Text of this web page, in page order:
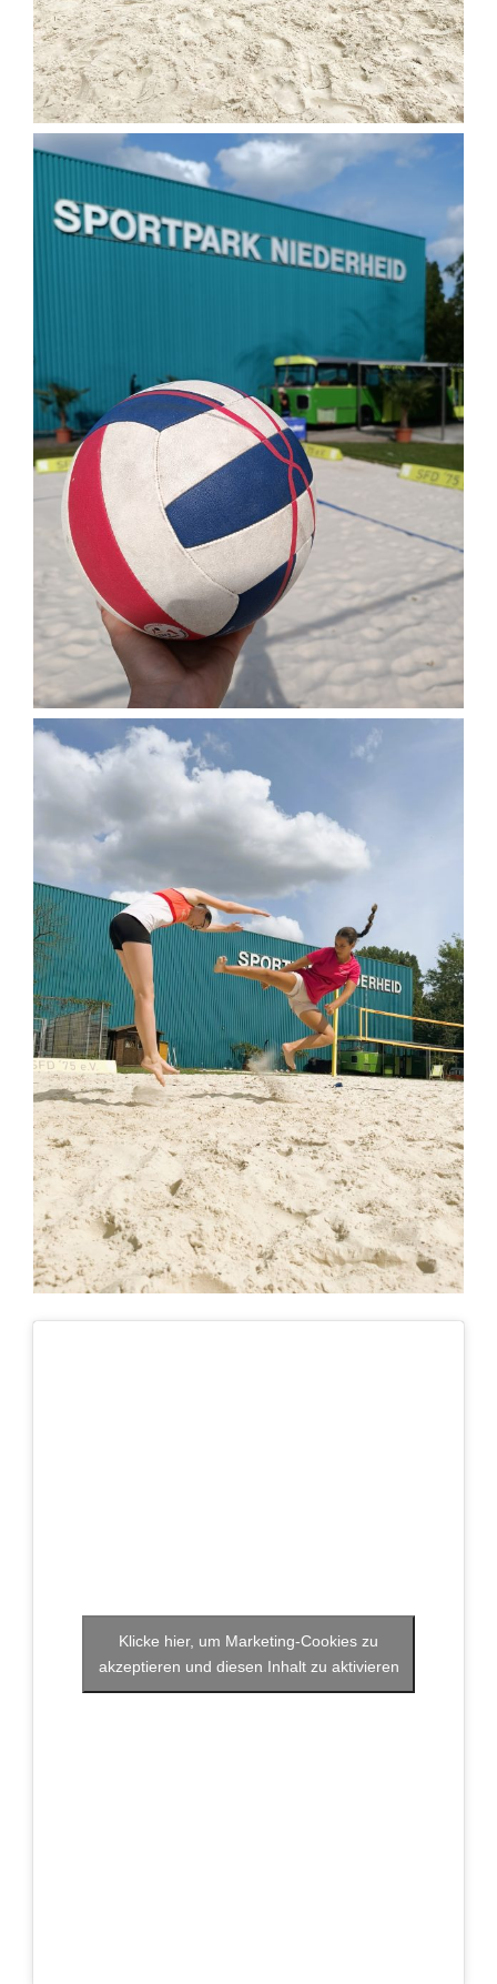
Klicke hier, um Marketing-Cookies zu
akzeptieren und diesen Inhalt zu aktivieren